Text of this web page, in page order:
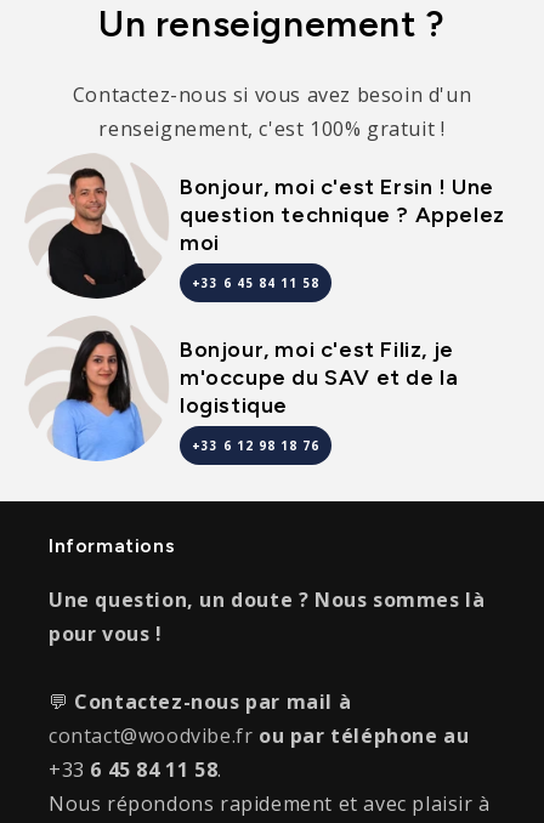
Un renseignement ?
Contactez-nous si vous avez besoin d'un
renseignement, c'est 100% gratuit !
Bonjour, moi c'est Ersin ! Une
question technique ? Appelez
moi
+33 6 45 84 11 58
Bonjour, moi c'est Filiz, je
m'occupe du SAV et de la
logistique
+33 6 12 98 18 76
Informations
Une question, un doute ? Nous sommes là
pour vous !
💬 Contactez-nous par mail à
contact@woodvibe.fr ou par téléphone au
+33 6 45 84 11 58.
Nous répondons rapidement et avec plaisir à